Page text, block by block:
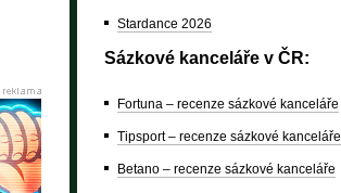
Stardance 2026
Sázkové kanceláře v ČR:
Fortuna – recenze sázkové kanceláře
Tipsport – recenze sázkové kanceláře
Betano – recenze sázkové kanceláře